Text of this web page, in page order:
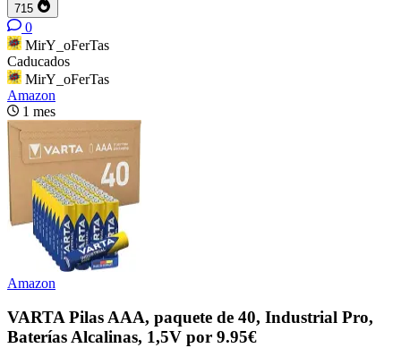
715
0
MirY_oFerTas
Caducados
MirY_oFerTas
Amazon
1 mes
Amazon
VARTA Pilas AAA, paquete de 40, Industrial Pro,
Baterías Alcalinas, 1,5V por 9.95€